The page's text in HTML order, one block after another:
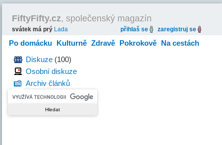
FiftyFifty.cz, společenský magazín
svátek má prý Lada přihlaš se zaregistruj se
Po domácku Kulturně Zdravě Pokrokově Na cestách
HravěDiskuze (100)
Osobní diskuze
Archiv článků